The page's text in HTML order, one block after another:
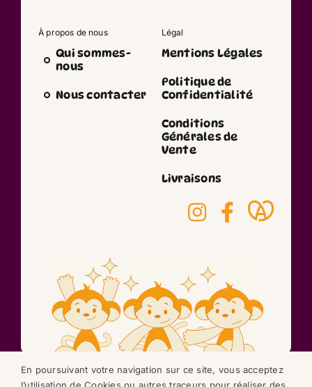
À propos de nous
Qui sommes-
nous
Nous contacter
Légal
Mentions Légales
Politique de
Confidentialité
Conditions
Générales de
Vente
Livraisons
En poursuivant votre navigation sur ce site, vous acceptez